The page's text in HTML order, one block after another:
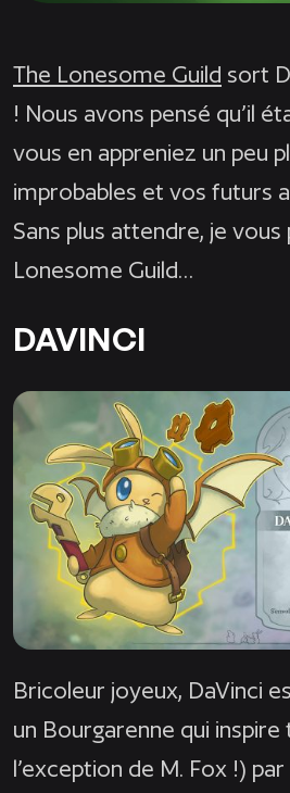
The Lonesome Guild sort
! Nous avons pensé qu’il
vous en appreniez un peu
improbables et vos futurs
Sans plus attendre, je
Lonesome Guild…
DAVINCI
Bricoleur joyeux, DaVinci
un Bourgarenne qui
l’exception de M. Fox !)